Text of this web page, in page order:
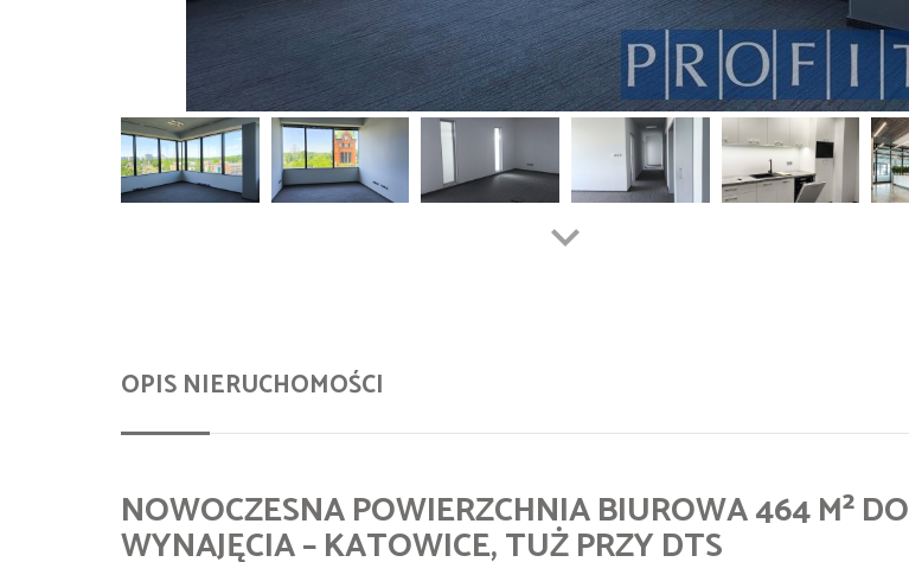
OPIS NIERUCHOMOŚCI
NOWOCZESNA POWIERZCHNIA BIUROWA 464 M² DO
WYNAJĘCIA – KATOWICE, TUŻ PRZY DTS